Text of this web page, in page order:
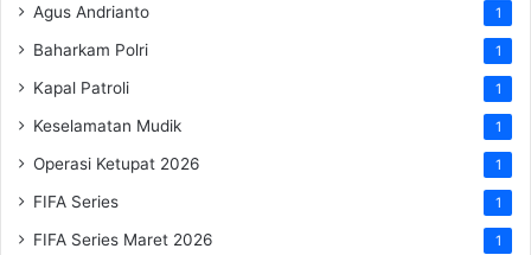
Agus Andrianto 1
Baharkam Polri 1
Kapal Patroli 1
Keselamatan Mudik 1
Operasi Ketupat 2026 1
FIFA Series 1
FIFA Series Maret 2026 1